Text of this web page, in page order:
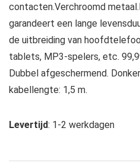
contacten.Verchroomd
garandeert een lange
de uitbreiding van
tablets, MP3-spelers, etc.
Dubbel afgeschermend.
kabellengte: 1,5 m.
Levertijd: 1-2 werkdagen